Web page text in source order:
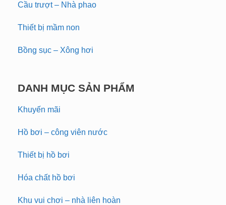
Cầu trượt – Nhà phao
Thiết bị mầm non
Bồng sục – Xông hơi
DANH MỤC SẢN PHẨM
Khuyến mãi
Hồ bơi – công viên nước
Thiết bị hồ bơi
Hóa chất hồ bơi
Khu vui chơi – nhà liên hoàn